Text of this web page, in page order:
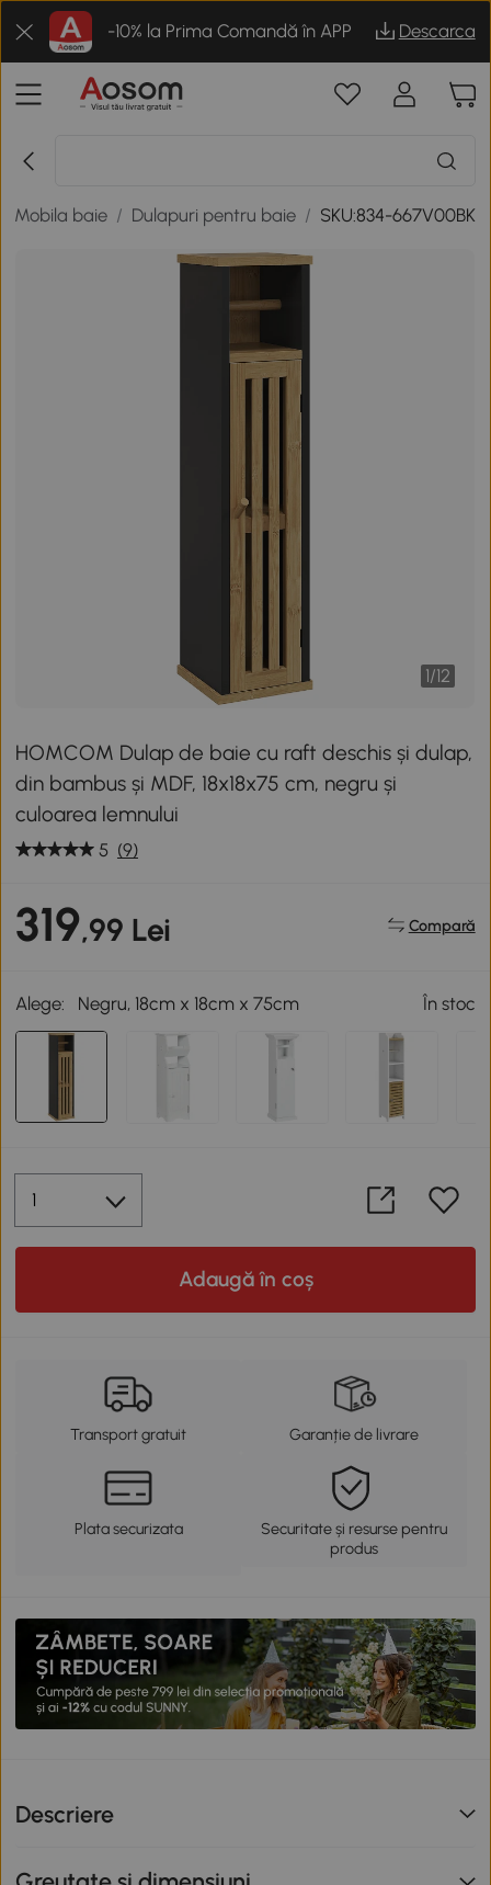
-10% la Prima Comandă în APP Descarca
Mobila baie / Dulapuri pentru baie / SKU:834-667V00BK
1/12
HOMCOM Dulap de baie cu raft deschis și dulap,
din bambus și MDF, 18x18x75 cm, negru și
culoarea lemnului
5 (9)
319,99 Lei Compară
Alege: Negru, 18cm x 18cm x 75cm În stoc
Adaugă în coș
Transport gratuit Garanție de livrare
Plata securizata
Securitate și resurse pentru
produs
Descriere